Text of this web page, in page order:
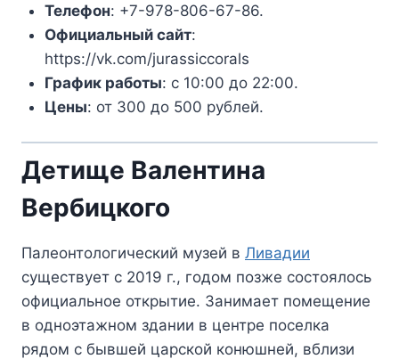
Телефон: +7-978-806-67-86.
Официальный сайт:
https://vk.com/jurassiccorals
График работы: с 10:00 до 22:00.
Цены: от 300 до 500 рублей.
Детище Валентина
Вербицкого
Палеонтологический музей в Ливадии
существует с 2019 г., годом позже состоялось
официальное открытие. Занимает помещение
в одноэтажном здании в центре поселка
рядом с бывшей царской конюшней, вблизи